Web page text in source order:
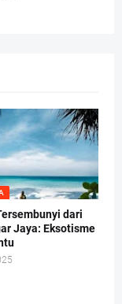
dari
Jaya: Eksotisme